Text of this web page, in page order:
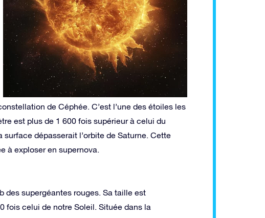
de Céphée. C’est l’une des étoiles les
est plus de 1 600 fois supérieur à celui du
dépasserait l’orbite de Saturne. Cette
à exploser en supernova.
des supergéantes rouges. Sa taille est
fois celui de notre Soleil. Située dans la